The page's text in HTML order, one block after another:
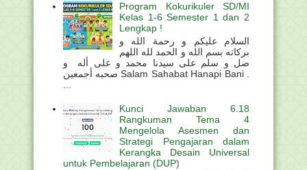
Program Kokurikuler SD/MI
Kelas 1-6 Semester 1 dan 2
Lengkap !
السلام عليكم و رحمة الله و
بركاته بسم الله و الحمد لله اللهم
صل و سلم على سيدنا محمد و على أله و
صحبه أجمعين Salam Sahabat Hanapi Bani .
Kunci Jawaban 6.18
Rangkuman Tema 4
Mengelola Asesmen dan
Strategi Pengajaran dalam
Kerangka Desain Universal
untuk Pembelajaran (DUP)